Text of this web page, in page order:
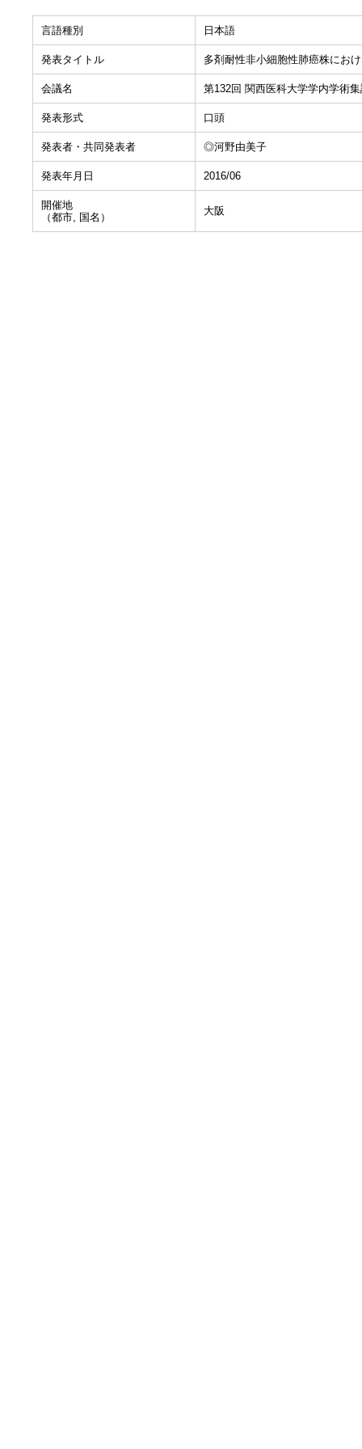
言語種別 日本語
発表タイトル 多剤耐性非小細胞性肺癌株にお
会議名 第132回 関西医科大学学内学術
発表形式 口頭
発表者・共同発表者 ◎河野由美子
発表年月日 2016/06
開催地
（都市, 国名）
大阪